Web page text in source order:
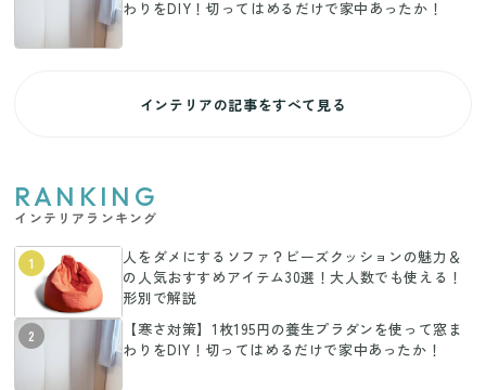
わりをDIY！切ってはめるだけで家中あったか！
インテリアの記事をすべて見る
RANKING
インテリアランキング
1
人をダメにするソファ？ビーズクッションの魅力＆
の人気おすすめアイテム30選！大人数でも使える！
形別で解説
2
【寒さ対策】1枚195円の養生プラダンを使って窓ま
わりをDIY！切ってはめるだけで家中あったか！